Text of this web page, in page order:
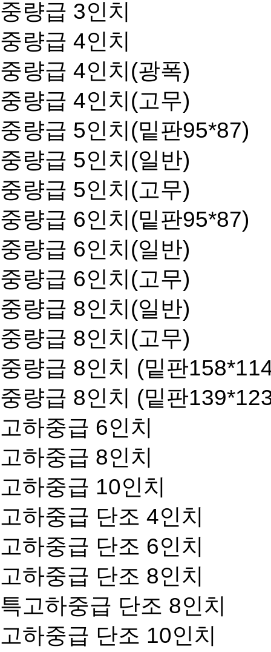
중량급 3인치
중량급 4인치
중량급 4인치(광폭)
중량급 4인치(고무)
중량급 5인치(밑판95*87)
중량급 5인치(일반)
중량급 5인치(고무)
중량급 6인치(밑판95*87)
중량급 6인치(일반)
중량급 6인치(고무)
중량급 8인치(일반)
중량급 8인치(고무)
중량급 8인치 (밑판
중량급 8인치 (밑판
고하중급 6인치
고하중급 8인치
고하중급 10인치
고하중급 단조 4인치
고하중급 단조 6인치
고하중급 단조 8인치
특고하중급 단조 8인치
고하중급 단조 10인치